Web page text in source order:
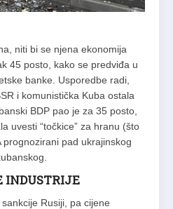
niti bi se njena ekonomija
45 posto, kako se predviđa u
banke. Usporedbe radi,
i komunistička Kuba ostala
BDP pao je za 35 posto,
uvesti “točkice” za hranu (što
prognozirani pad ukrajinskog
INDUSTRIJE
Rusiji, pa cijene